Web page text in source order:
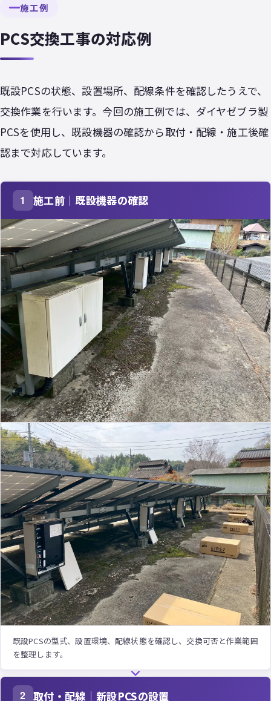
施工例
PCS交換工事の対応例
既設PCSの状態、設置場所、配線条件を確認したうえで、
交換作業を行います。今回の施工例では、ダイヤゼブラ製
PCSを使用し、既設機器の確認から取付・配線・施工後確
認まで対応しています。
1 施工前｜既設機器の確認
既設PCSの型式、設置環境、配線状態を確認し、交換可否と作業範囲
を整理します。
2 取付・配線｜新設PCSの設置